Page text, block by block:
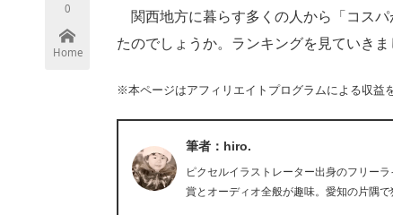
0
Home
関西地方に暮らす多くの人から「コス
たのでしょうか。ランキングを見ていきま
※本ページはアフィリエイトプログラムによる収益
筆者：hiro.
ピクセルイラストレーター出身のフリー
賞とオーディオ全般が趣味。愛知の片隅で